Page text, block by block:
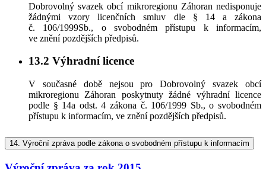
Dobrovolný svazek obcí mikroregionu Záhoran nedisponuje
žádnými vzory licenčních smluv dle § 14 a zákona
č. 106/1999Sb., o svobodném přístupu k informacím,
ve znění pozdějších předpisů.
13.2 Výhradní licence
V současné době nejsou pro Dobrovolný svazek obcí
mikroregionu Záhoran poskytnuty žádné výhradní licence
podle § 14a odst. 4 zákona č. 106/1999 Sb., o svobodném
přístupu k informacím, ve znění pozdějších předpisů.
14. Výroční zpráva podle zákona o svobodném přístupu k informacím